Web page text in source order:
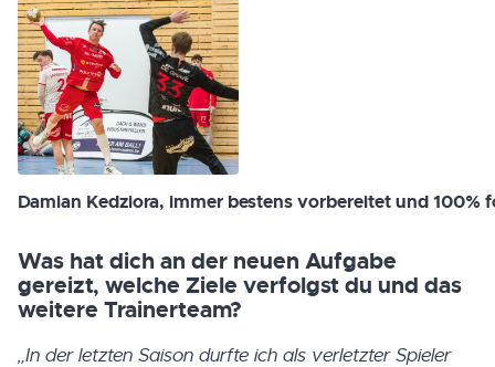
Damian Kedziora, immer bestens vorbereitet und 100%
Was hat dich an der neuen Aufgabe
gereizt, welche Ziele verfolgst du und das
weitere Trainerteam?
„In der letzten Saison durfte ich als verletzter Spieler